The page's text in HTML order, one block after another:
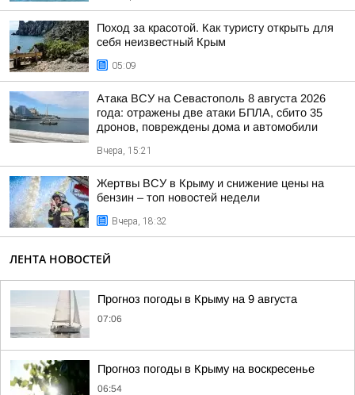
Поход за красотой. Как туристу открыть для
себя неизвестный Крым
05:09
Атака ВСУ на Севастополь 8 августа 2026
года: отражены две атаки БПЛА, сбито 35
дронов, повреждены дома и автомобили
Вчера, 15:21
Жертвы ВСУ в Крыму и снижение цены на
бензин – топ новостей недели
Вчера, 18:32
ЛЕНТА НОВОСТЕЙ
Прогноз погоды в Крыму на 9 августа
07:06
Прогноз погоды в Крыму на воскресенье
06:54